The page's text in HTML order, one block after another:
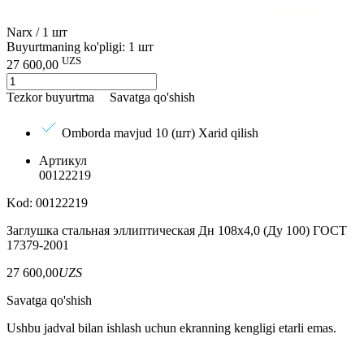
Narx / 1 шт
Buyurtmaning ko'pligi: 1 шт
27 600,00 UZS
Tezkor buyurtma Savatga qo'shish
Omborda mavjud 10 (шт) Xarid qilish
Артикул
00122219
Kod: 00122219
Заглушка стальная эллиптическая Дн 108х4,0 (Ду 100) ГОСТ
17379-2001
27 600,00UZS
Savatga qo'shish
Ushbu jadval bilan ishlash uchun ekranning kengligi etarli emas.